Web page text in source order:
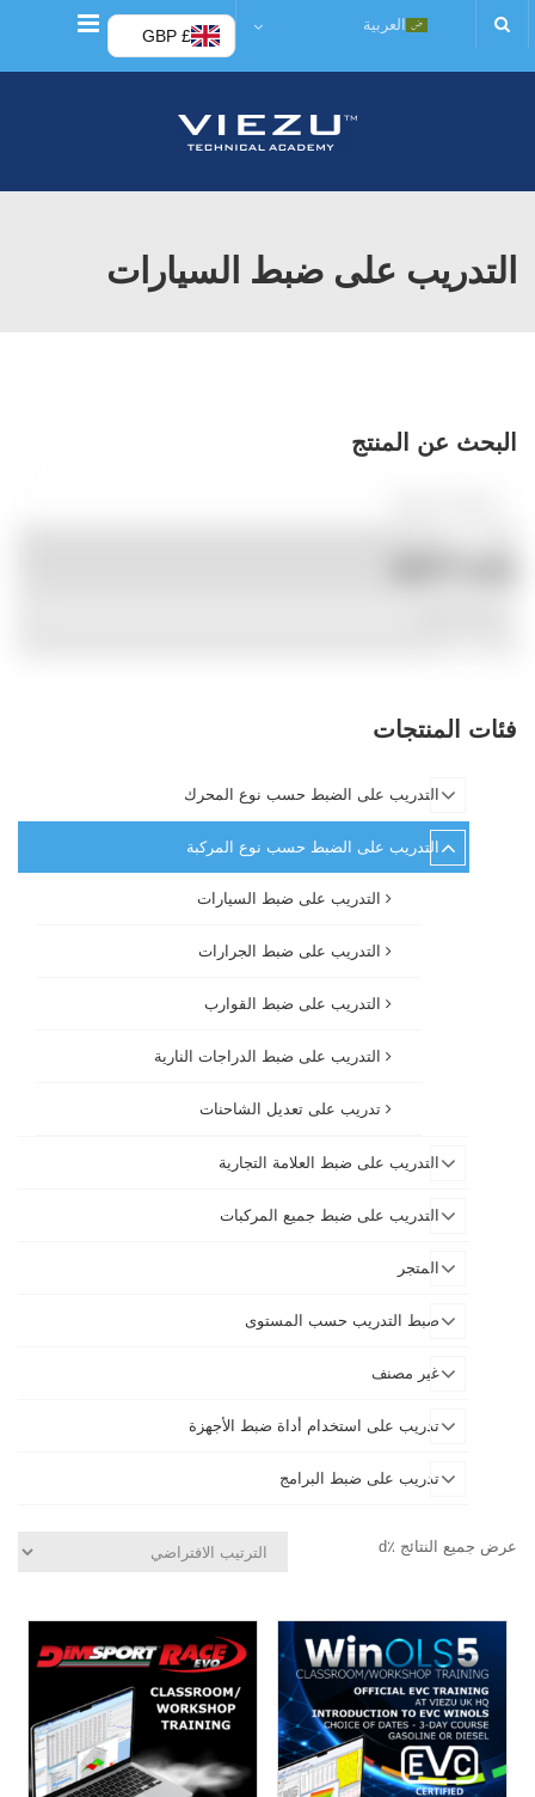
قائمة £ GBP
العربية
التدريب على ضبط السيارات
عرض جميع النتائج ٪d
البحث عن المنتج
فئات المنتجات
التدريب على الضبط حسب نوع المحرك
التدريب على الضبط حسب نوع المركبة
التدريب على ضبط السيارات
التدريب على ضبط الجرارات
التدريب على ضبط القوارب
التدريب على ضبط الدراجات النارية
تدريب على تعديل الشاحنات
التدريب على ضبط العلامة التجارية
التدريب على ضبط جميع المركبات
المتجر
ضبط التدريب حسب المستوى
غير مصنف
تدريب على استخدام أداة ضبط الأجهزة
تدريب على ضبط البرامج